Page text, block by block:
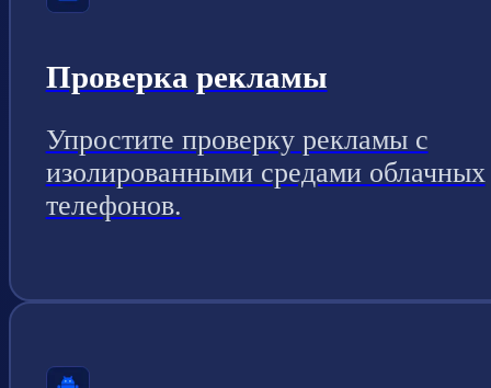
Проверка рекламы
Упростите проверку рекламы с
изолированными средами облачных
телефонов.